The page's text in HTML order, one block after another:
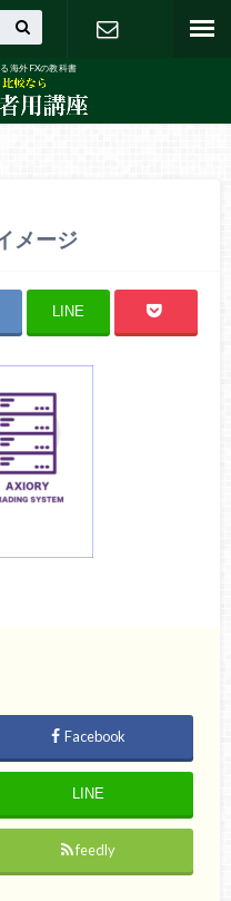
海外FXの教科書
メージ
LINE
Facebook
LINE
feedly